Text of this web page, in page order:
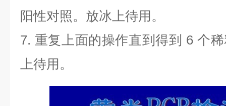
阳性对照。放冰上待用。
7. 重复上面的操作直到得到 6 个
上待用。